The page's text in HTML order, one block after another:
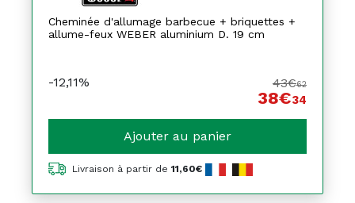
Cheminée d'allumage barbecue + briquettes +
allume-feux WEBER aluminium D. 19 cm
-12,11% 43€62
38€34
Ajouter au panier
Livraison à partir de 11,60€